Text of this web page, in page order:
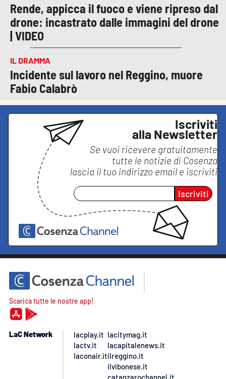
Rende, appicca il fuoco e viene ripreso dal
drone: incastrato dalle immagini del drone
| VIDEO
IL DRAMMA
Incidente sul lavoro nel Reggino, muore
Fabio Calabrò
Iscriviti
alla Newsletter
Se vuoi ricevere gratuitamente
tutte le notizie di Cosenza
lascia il tuo indirizzo email e iscriviti
Iscriviti
Scarica tutte le nostre app!
LaC Network
lacplay.it
lactv.it
laconair.it
lacitymag.it
lacapitalenews.it
ilreggino.it
ilvibonese.it
catanzarochannel.it